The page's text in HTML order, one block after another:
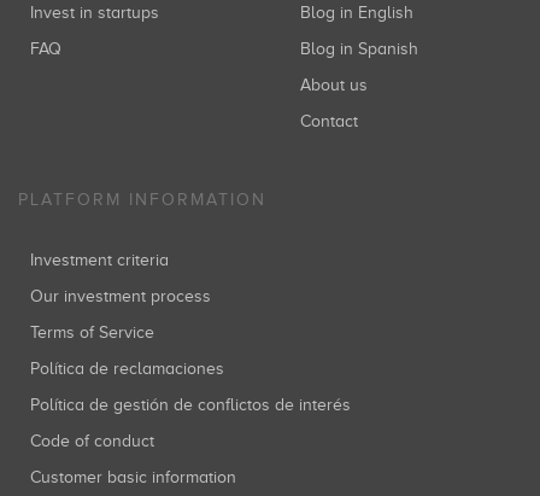
Invest in startups
FAQ
Blog in English
Blog in Spanish
About us
Contact
PLATFORM INFORMATION
Investment criteria
Our investment process
Terms of Service
Política de reclamaciones
Política de gestión de conflictos de interés
Code of conduct
Customer basic information